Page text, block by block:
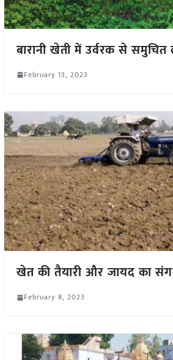
बारानी खेती में उर्वरक से समुचित
February 13, 2023
खेत की तैयारी और जायद का
February 8, 2023